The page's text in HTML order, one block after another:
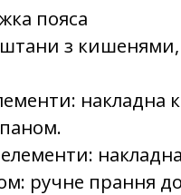
пояса
з
накладна
елементи:
ручне прання